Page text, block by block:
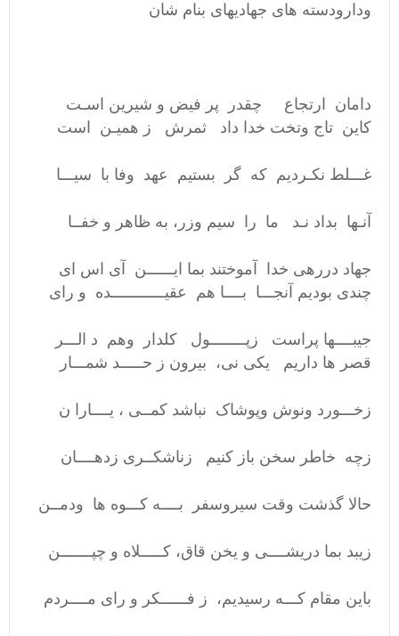
ودارودسته های جهادیهای بنام شان
دامان ارتجاع چقدر پر فیض و شیرین اسـت
کاین تاج وتخت خدا داد ثمرش ز همیـن است
غـــلط نکـردیم که گر بستیم عهد وفا با سیـــا
آنـها بداد نـد ما را سیم وزر، به ظاهر و خفــا
جهاد دررهی خدا آموختند بما ایــــــن آی اس ای
چندی بودیم آنجـــا بــــا هم عقیــــــــــــده و رای
جیبــــها پراست زپــــــــول کلدار وهم د الـــر
قصر ها داریم یکی نی، بیرون ز حـــــد شمـــار
زخـــورد ونوش وپوشاک نباشد کمــی ، یــــارا ن
زچه خاطر سخن باز کنیم زناشکــری زدهــــان
حالا گذشت وقت سیروسفر بــــه کـــوه ها ودمــن
زیبد بما دریشــــی و یخن قاق، کـــــلاه و چپـــــــن
باین مقام کـــه رسیدیم، ز فــــــکر و رای مــــردم